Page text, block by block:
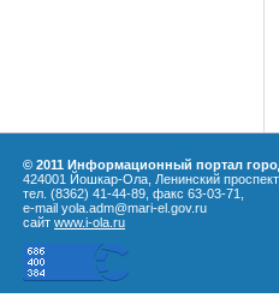
© 2011 Информационный портал
424001 Йошкар-Ола, Ленинский
тел. (8362) 41-44-89, факс 63-03-71,
e-mail yola.adm@mari-el.gov.ru
сайт www.i-ola.ru